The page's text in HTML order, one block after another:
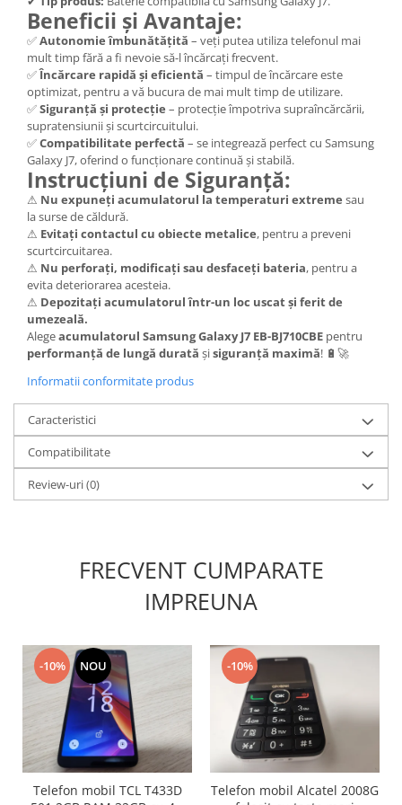
Lenovo
LG
Motorola
Nokia
Oppo
Samsung
Sony
Vodafone
Wiko
Xiaomi
ZTE
Mufa incarcare
Allview
Asus
Lenovo
Nokia
Placi de baza
Placa de baza Allview
Alcatel
Apple
Samsung
Sony
Rama mijloc telefon
Allview
Allview
Huawei
Beneficii și Avantaje:
✅Autonomie îmbunătățită – veți putea utiliza telefonul mai
mult timp fără a fi nevoie să-l încărcați frecvent.
✅Încărcare rapidă și eficientă – timpul de încărcare este
optimizat, pentru a vă bucura de mai mult timp de utilizare.
✅Siguranță și protecție – protecție împotriva supraîncărcării,
supratensiunii și scurtcircuitului.
✅Compatibilitate perfectă – se integrează perfect cu Samsung
Galaxy J7, oferind o funcționare continuă și stabilă.
Instrucțiuni de Siguranță:
⚠ Nu expuneți acumulatorul la temperaturi extreme sau
la surse de căldură.
⚠ Evitați contactul cu obiecte metalice, pentru a preveni
scurtcircuitarea.
⚠ Nu perforați, modificați sau desfaceți bateria, pentru a
evita deteriorarea acesteia.
⚠ Depozitați acumulatorul într-un loc uscat și ferit de
umezeală.
Alegeacumulatorul Samsung Galaxy J7 EB-BJ710CBE pentru
performanță de lungă durată șisiguranță maximă! 🔋🚀
Informatii conformitate produs
Caracteristici
Compatibilitate
Review-uri(0)
FRECVENT CUMPARATE
IMPREUNA
-10% NOU
Telefon mobil TCL T433D
-10%
Telefon mobil Alcatel 2008G